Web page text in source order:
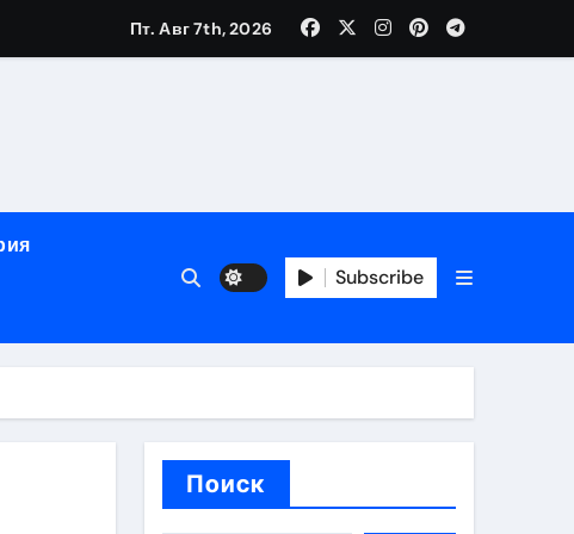
ресниц и депиляции
и обустройства мест отдыха
Пт. Авг 7th, 2026
Subscribe
Поиск